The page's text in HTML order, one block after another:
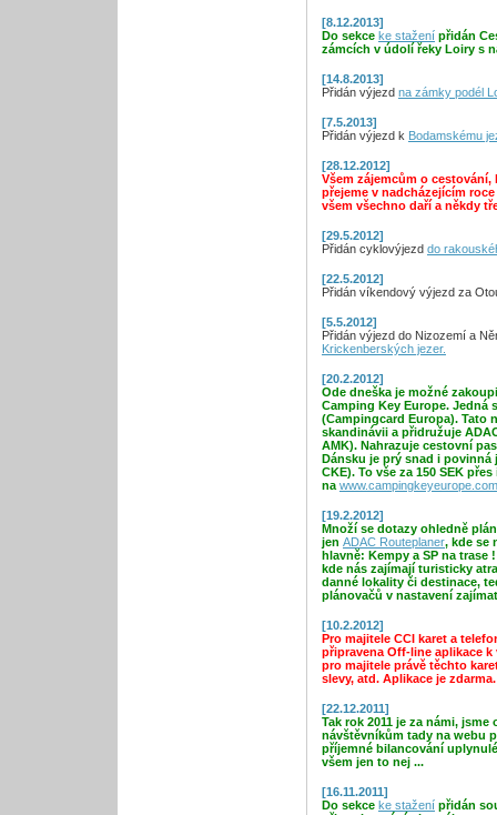
[8.12.2013]
Do sekce ke stažení přidán
zámcích v údolí řeky Loiry s
[14.8.2013]
Přidán výjezd na zámky podél
[7.5.2013]
Přidán výjezd k Bodamskému
[28.12.2012]
Všem zájemcům o
přejeme v nadcházejícím
všem všechno daří a někdy
[29.5.2012]
Přidán cyklovýjezd do
[22.5.2012]
Přidán víkendový výjezd za
[5.5.2012]
Přidán výjezd do Nizozemí a
Krickenberských jezer.
[20.2.2012]
Ode dneška je možné
Camping Key Europe. Jedná
(Campingcard Europa). Tato
skandinávii a přidružuje
AMK). Nahrazuje cestovní
Dánsku je prý snad i povinná
CKE). To vše za 150 SEK
na www.campingkeyeurope.com
[19.2.2012]
Množí se dotazy ohledně
jen ADAC Routeplaner, kde se
hlavně: Kempy a SP na
kde nás zajímají turisticky
danné lokality či destinace,
plánovačů v nastavení
[10.2.2012]
Pro majitele CCI karet a
připravena Off-line aplikace
pro majitele právě těchto
slevy, atd. Aplikace je
[22.12.2011]
Tak rok 2011 je za námi,
návštěvníkům tady na webu
příjemné bilancování
všem jen to nej ...
[16.11.2011]
Do sekce ke stažení přidán